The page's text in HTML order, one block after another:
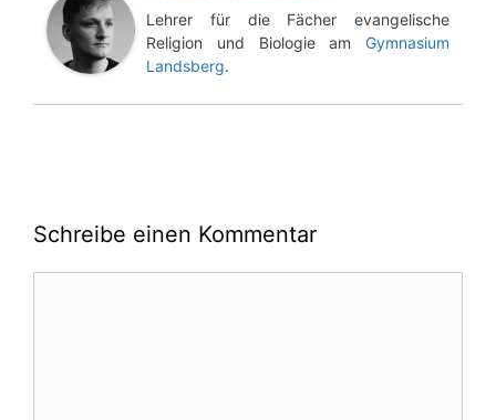
Lehrer für die Fächer evangelische
Religion und Biologie am Gymnasium
Landsberg.
Schreibe einen Kommentar